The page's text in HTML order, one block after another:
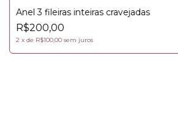
Anel 3 fileiras inteiras cravejadas
R$200,00
2 xde R$100,00 sem juros